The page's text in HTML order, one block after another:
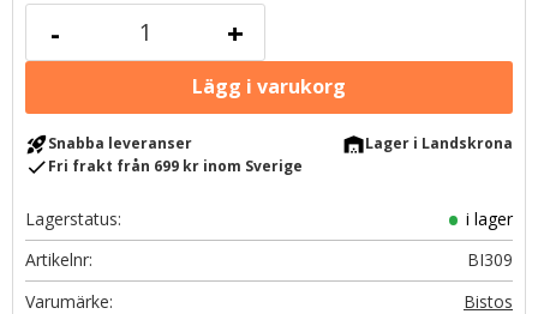
+
-
rocket_launchSnabba leveranser warehouseLager i Landskrona
checkFri frakt från 699 kr inom Sverige
Lagerstatus
i lager
Artikelnr
BI309
Bistos